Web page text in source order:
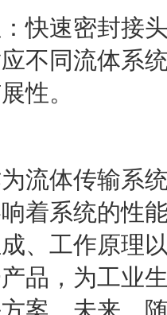
快速密封接
不同流体系
性。
流体传输系
着系统的性
、工作原理
品，为工业
案。未来，